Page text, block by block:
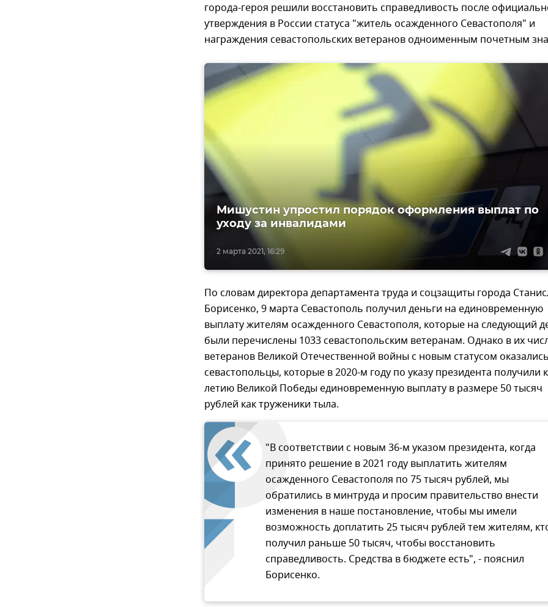
города-героя решили восстановить справедливость после
утверждения в России статуса "житель осажденного Севастополя" и
награждения севастопольских ветеранов одноименным почетным
2 марта 2021, 16:29
Мишустин упростил порядок оформления выплат по
уходу за инвалидами
По словам директора департамента труда и соцзащиты города
Борисенко, 9 марта Севастополь получил деньги на единовременную
выплату жителям осажденного Севастополя, которые на следующий
были перечислены 1033 севастопольским ветеранам. Однако в их
ветеранов Великой Отечественной войны с новым статусом
севастопольцы, которые в 2020-м году по указу президента получили
летию Великой Победы единовременную выплату в размере 50 тысяч
рублей как труженики тыла.
"В соответствии с новым 36-м указом президента, когда
принято решение в 2021 году выплатить жителям
осажденного Севастополя по 75 тысяч рублей, мы
обратились в минтруда и просим правительство внести
изменения в наше постановление, чтобы мы имели
возможность доплатить 25 тысяч рублей тем жителям,
получил раньше 50 тысяч, чтобы восстановить
справедливость. Средства в бюджете есть", - пояснил
Борисенко.